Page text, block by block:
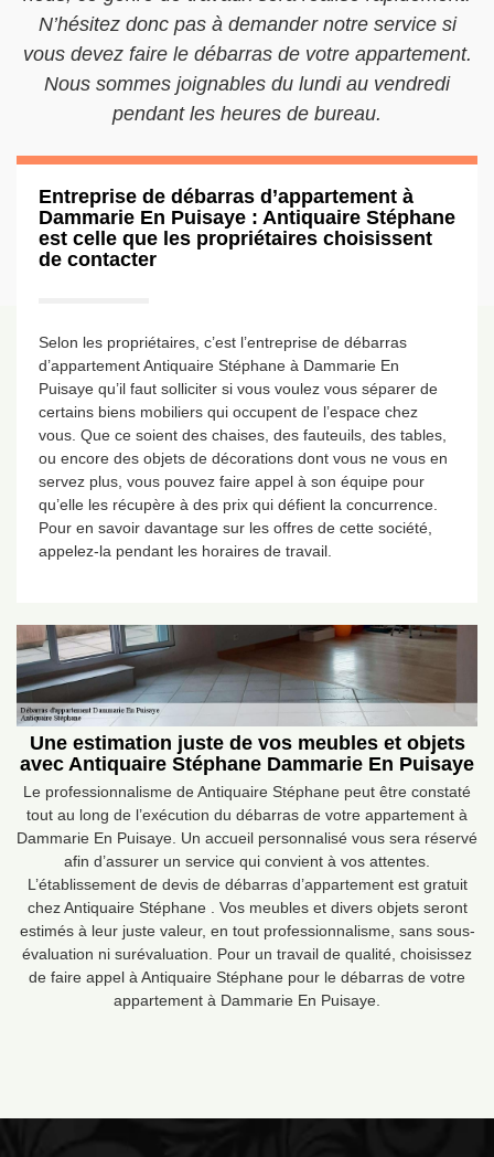
N’hésitez donc pas à demander notre service si
vous devez faire le débarras de votre appartement.
Nous sommes joignables du lundi au vendredi
pendant les heures de bureau.
Entreprise de débarras d’appartement à
Dammarie En Puisaye : Antiquaire Stéphane
est celle que les propriétaires choisissent
de contacter
Selon les propriétaires, c’est l’entreprise de débarras
d’appartement Antiquaire Stéphane à Dammarie En
Puisaye qu’il faut solliciter si vous voulez vous séparer de
certains biens mobiliers qui occupent de l’espace chez
vous. Que ce soient des chaises, des fauteuils, des tables,
ou encore des objets de décorations dont vous ne vous en
servez plus, vous pouvez faire appel à son équipe pour
qu’elle les récupère à des prix qui défient la concurrence.
Pour en savoir davantage sur les offres de cette société,
appelez-la pendant les horaires de travail.
Une estimation juste de vos meubles et objets
avec Antiquaire Stéphane Dammarie En Puisaye
Le professionnalisme de Antiquaire Stéphane peut être constaté
tout au long de l’exécution du débarras de votre appartement à
Dammarie En Puisaye. Un accueil personnalisé vous sera réservé
afin d’assurer un service qui convient à vos attentes.
L’établissement de devis de débarras d’appartement est gratuit
chez Antiquaire Stéphane . Vos meubles et divers objets seront
estimés à leur juste valeur, en tout professionnalisme, sans sous-
évaluation ni surévaluation. Pour un travail de qualité, choisissez
de faire appel à Antiquaire Stéphane pour le débarras de votre
appartement à Dammarie En Puisaye.